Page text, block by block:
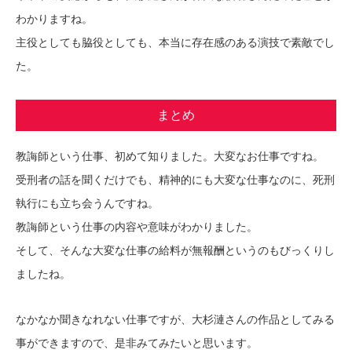
わかりますね。
主役としても脇役としても、本当に存在感のある演技で素敵でし
た。
まとめ
教誨師という仕事、初めて知りました。大変なお仕事ですね。
受刑者の話を聞くだけでも、精神的にも大変な仕事なのに、死刑
執行にも立ち会うんですね。
教誨師という仕事の内容や意味がわかりました。
そして、そんな大変な仕事の給料が無報酬というのもびっくりし
ましたね。
なかなか聞きなれない仕事ですが、大杉漣さんの作品としてみる
事ができますので、是非みてみたいと思います。